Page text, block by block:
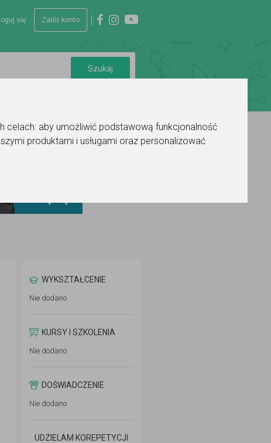
celach: aby umożliwić podstawową funkcjonalność
produktami i usługami oraz personalizować
się Załóż konto
WYKSZTAŁCENIE
Nie dodano
KURSY I SZKOLENIA
Nie dodano
DOŚWIADCZENIE
Nie dodano
UDZIELAM KOREPETYCJI